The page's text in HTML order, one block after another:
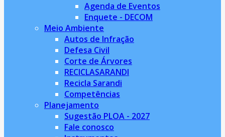
Agenda de Eventos
Enquete - DECOM
Meio Ambiente
Autos de Infração
Defesa Civil
Corte de Árvores
RECICLASARANDI
Recicla Sarandi
Competências
Planejamento
Sugestão PLOA - 2027
Fale conosco